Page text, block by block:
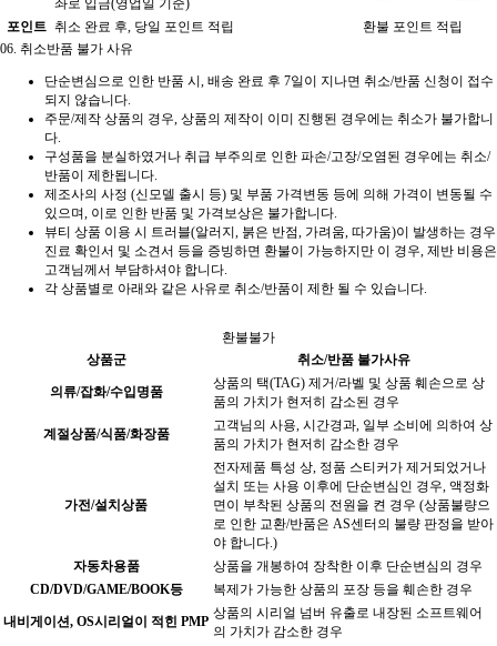
좌로 입금(영업일 기준)
포인트 취소 완료 후, 당일 포인트 적립
환불 포인트 적립
06. 취소반품 불가 사유
단순변심으로 인한 반품 시, 배송 완료 후 7일이 지나면 취소/반품 신청이 접수
되지 않습니다.
주문/제작 상품의 경우, 상품의 제작이 이미 진행된 경우에는 취소가 불가합니
다.
구성품을 분실하였거나 취급 부주의로 인한 파손/고장/오염된 경우에는 취소/
반품이 제한됩니다.
제조사의 사정 (신모델 출시 등) 및 부품 가격변동 등에 의해 가격이 변동될 수
있으며, 이로 인한 반품 및 가격보상은 불가합니다.
뷰티 상품 이용 시 트러블(알러지, 붉은 반점, 가려움, 따가움)이 발생하는 경우
진료 확인서 및 소견서 등을 증빙하면 환불이 가능하지만 이 경우, 제반 비용은
고객님께서 부담하셔야 합니다.
각 상품별로 아래와 같은 사유로 취소/반품이 제한 될 수 있습니다.
환불불가
상품군
취소/반품 불가사유
의류/잡화/수입명품
상품의 택(TAG) 제거/라벨 및 상품 훼손으로 상
품의 가치가 현저히 감소된 경우
계절상품/식품/화장품
고객님의 사용, 시간경과, 일부 소비에 의하여 상
품의 가치가 현저히 감소한 경우
가전/설치상품
전자제품 특성 상, 정품 스티커가 제거되었거나
설치 또는 사용 이후에 단순변심인 경우, 액정화
면이 부착된 상품의 전원을 켠 경우 (상품불량으
로 인한 교환/반품은 AS센터의 불량 판정을 받아
야 합니다.)
자동차용품
상품을 개봉하여 장착한 이후 단순변심의 경우
CD/DVD/GAME/BOOK등
복제가 가능한 상품의 포장 등을 훼손한 경우
내비게이션, OS시리얼이 적힌 PMP
상품의 시리얼 넘버 유출로 내장된 소프트웨어
의 가치가 감소한 경우